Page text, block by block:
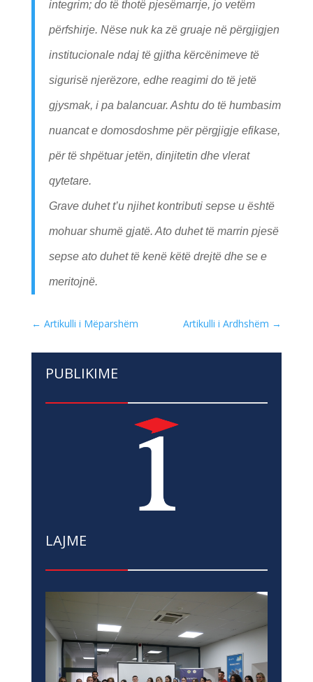
integrim; do të thotë pjesëmarrje, jo vetëm
përfshirje. Nëse nuk ka zë gruaje në përgjigjen
institucionale ndaj të gjitha kërcënimeve të
sigurisë njerëzore, edhe reagimi do të jetë
gjysmak, i pa balancuar. Ashtu do të humbasim
nuancat e domosdoshme për përgjigje efikase,
për të shpëtuar jetën, dinjitetin dhe vlerat
qytetare.
Grave duhet t’u njihet kontributi sepse u është
mohuar shumë gjatë. Ato duhet të marrin pjesë
sepse ato duhet të kenë këtë drejtë dhe se e
meritojnë.
← Artikulli i Mëparshëm Artikulli i Ardhshëm →
PUBLIKIME
LAJME